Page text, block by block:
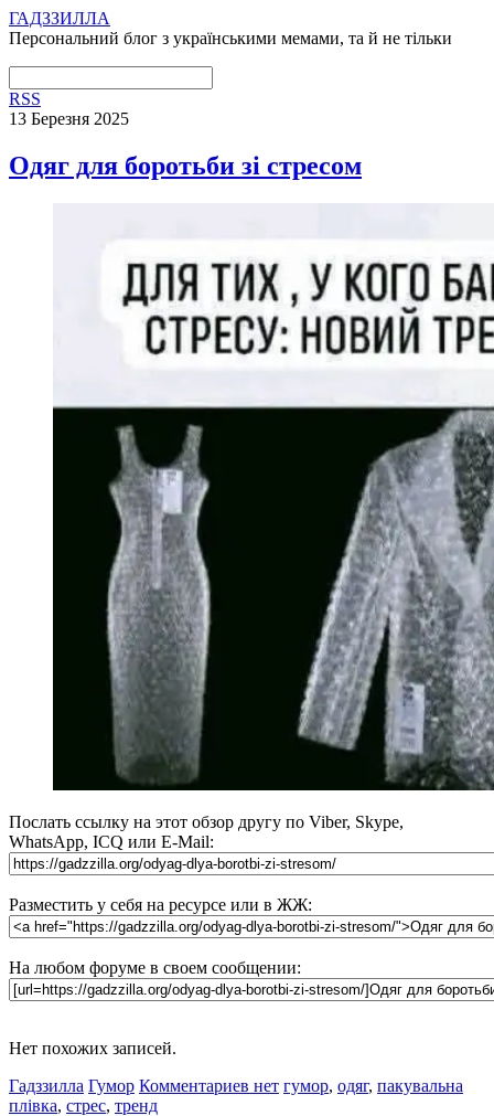
ГАДЗЗИЛЛА
Персональний блог з українськими мемами, та й не тільки
RSS
13 Березня 2025
Одяг для боротьби зі стресом
Послать ссылку на этот обзор другу по Viber, Skype,
WhatsApp, ICQ или E-Mail:
Разместить у себя на ресурсе или в ЖЖ:
На любом форуме в своем сообщении:
Нет похожих записей.
Гадззилла Гумор Комментариев нет гумор, одяг, пакувальна
плівка, стрес, тренд